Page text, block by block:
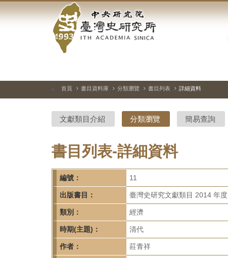
到
中
央
研
院-
臺
灣
史
研
究
所-
首
頁
::: 首頁 書目資料庫 分類瀏覽 書目列表 詳細資料
文獻類目介紹 分類瀏覽 簡易查詢
書目列表-詳細資料
編號： 11
出版書目： 臺灣史研究文獻類目 2014 年度
類別： 經濟
時期(主題)： 清代
作者： 莊青祥